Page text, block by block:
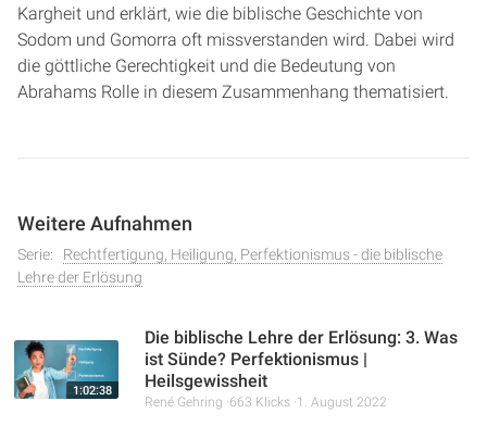
Kargheit und erklärt, wie die biblische Geschichte von
Sodom und Gomorra oft missverstanden wird. Dabei wird
die göttliche Gerechtigkeit und die Bedeutung von
Abrahams Rolle in diesem Zusammenhang thematisiert.
Weitere Aufnahmen
Serie:
Rechtfertigung, Heiligung, Perfektionismus - die biblische
Lehre der Erlösung
1:02:38
Die biblische Lehre der Erlösung: 3. Was
ist Sünde? Perfektionismus |
Heilsgewissheit
René Gehring 663 Klicks 1. August 2022